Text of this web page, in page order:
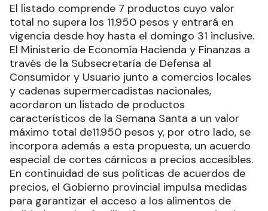
El listado comprende 7 productos cuyo valor
total no supera los 11.950 pesos y entrará en
vigencia desde hoy hasta el domingo 31 inclusive.
El Ministerio de Economía Hacienda y Finanzas a
través de la Subsecretaría de Defensa al
Consumidor y Usuario junto a comercios locales
y cadenas supermercadistas nacionales,
acordaron un listado de productos
característicos de la Semana Santa a un valor
máximo total de11.950 pesos y, por otro lado, se
incorpora además a esta propuesta, un acuerdo
especial de cortes cárnicos a precios accesibles.
En continuidad de sus políticas de acuerdos de
precios, el Gobierno provincial impulsa medidas
para garantizar el acceso a los alimentos de